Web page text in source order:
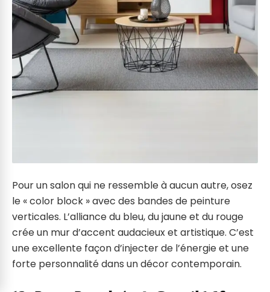
Pour un salon qui ne ressemble à aucun autre, osez
le « color block » avec des bandes de peinture
verticales. L’alliance du bleu, du jaune et du rouge
crée un mur d’accent audacieux et artistique. C’est
une excellente façon d’injecter de l’énergie et une
forte personnalité dans un décor contemporain.